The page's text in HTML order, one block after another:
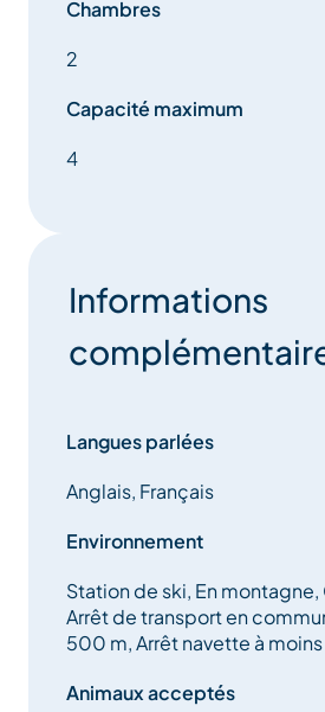
Chambres
2
Capacité maximum
4
Informations
Langues parlées
Anglais, Français
Environnement
Station de ski, En
Arrêt de transport en
500 m, Arrêt navette à
Animaux acceptés